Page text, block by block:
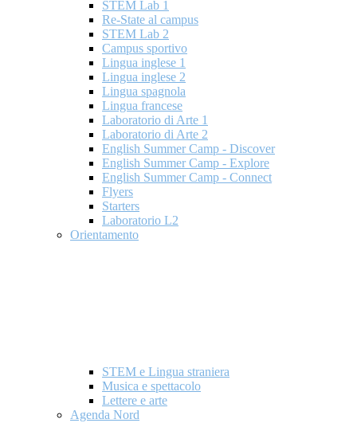
STEM Lab 1
Re-State al campus
STEM Lab 2
Campus sportivo
Lingua inglese 1
Lingua inglese 2
Lingua spagnola
Lingua francese
Laboratorio di Arte 1
Laboratorio di Arte 2
English Summer Camp - Discover
English Summer Camp - Explore
English Summer Camp - Connect
Flyers
Starters
Laboratorio L2
Orientamento
STEM e Lingua straniera
Musica e spettacolo
Lettere e arte
Agenda Nord